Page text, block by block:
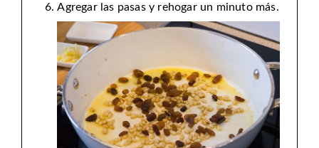
Agregar las pasas y rehogar un minuto más.